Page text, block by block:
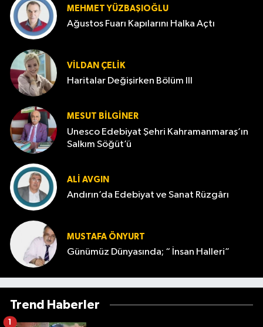
MEHMET YÜZBAŞIOĞLU
Ağustos Fuarı Kapılarını Halka Açtı
VILDAN ÇELIK
Haritalar Değişirken Bölüm III
MESUT BILGINER
Unesco Edebiyat Şehri Kahramanmaraş’ın
Salkım Söğüt’ü
ALI AVGIN
Andırın’da Edebiyat ve Sanat Rüzgârı
MUSTAFA ÖNYURT
Günümüz Dünyasında; “ İnsan Halleri”
Trend Haberler
1